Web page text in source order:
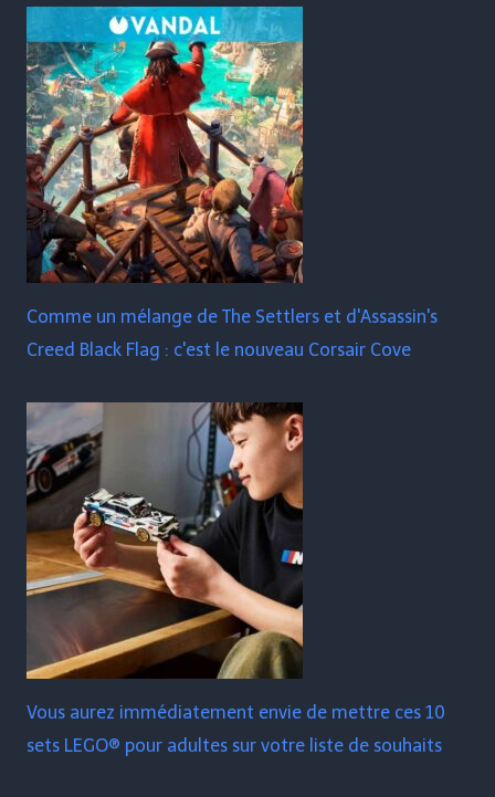
Comme un mélange de The Settlers et d'Assassin's
Creed Black Flag : c'est le nouveau Corsair Cove
Vous aurez immédiatement envie de mettre ces 10
sets LEGO® pour adultes sur votre liste de souhaits